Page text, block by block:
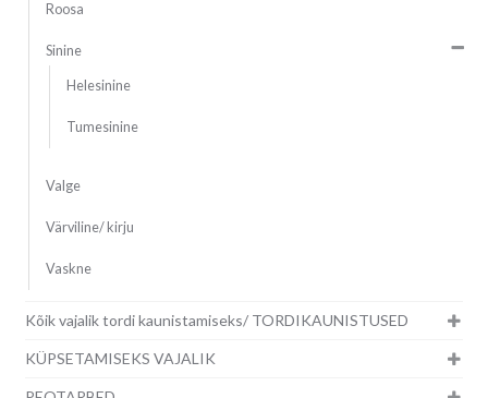
Roosa
Sinine
Helesinine
Tumesinine
Valge
Värviline/ kirju
Vaskne
Kõik vajalik tordi kaunistamiseks/ TORDIKAUNISTUSED
KÜPSETAMISEKS VAJALIK